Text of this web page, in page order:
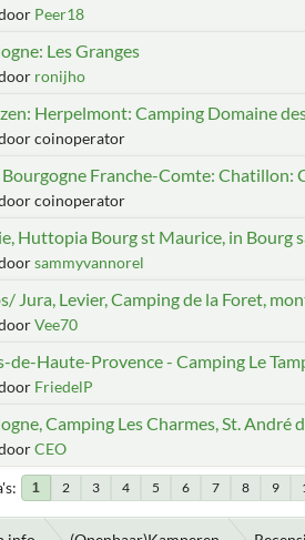
Peer18
Les Granges
ronijho
Herpelmont: Camping Domaine
coinoperator
Bourgogne Franche-Comte: Chatillon:
coinoperator
Huttopia Bourg st Maurice, in Bourg
sammyvannorel
Jura, Levier, Camping de la Foret,
Vee70
de-Haute-Provence - Camping Le
FriedelP
Camping Les Charmes, St. André
CEO
1 2 3 4 5 6 7 8 9